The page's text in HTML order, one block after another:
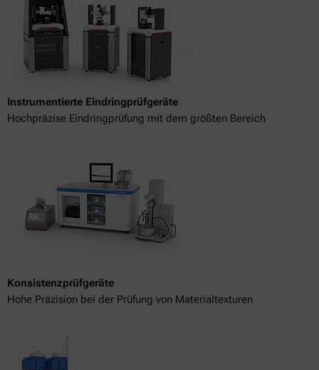
Instrumentierte Eindringprüfgeräte
Hochpräzise Eindringprüfung mit dem größten Bereich
Konsistenzprüfgeräte
Hohe Präzision bei der Prüfung von Materialtexturen